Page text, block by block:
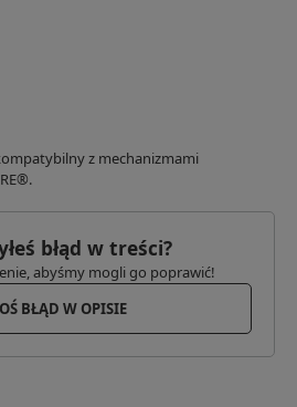
z mechanizmami
błąd w treści?
abyśmy mogli go poprawić!
BŁĄD W OPISIE